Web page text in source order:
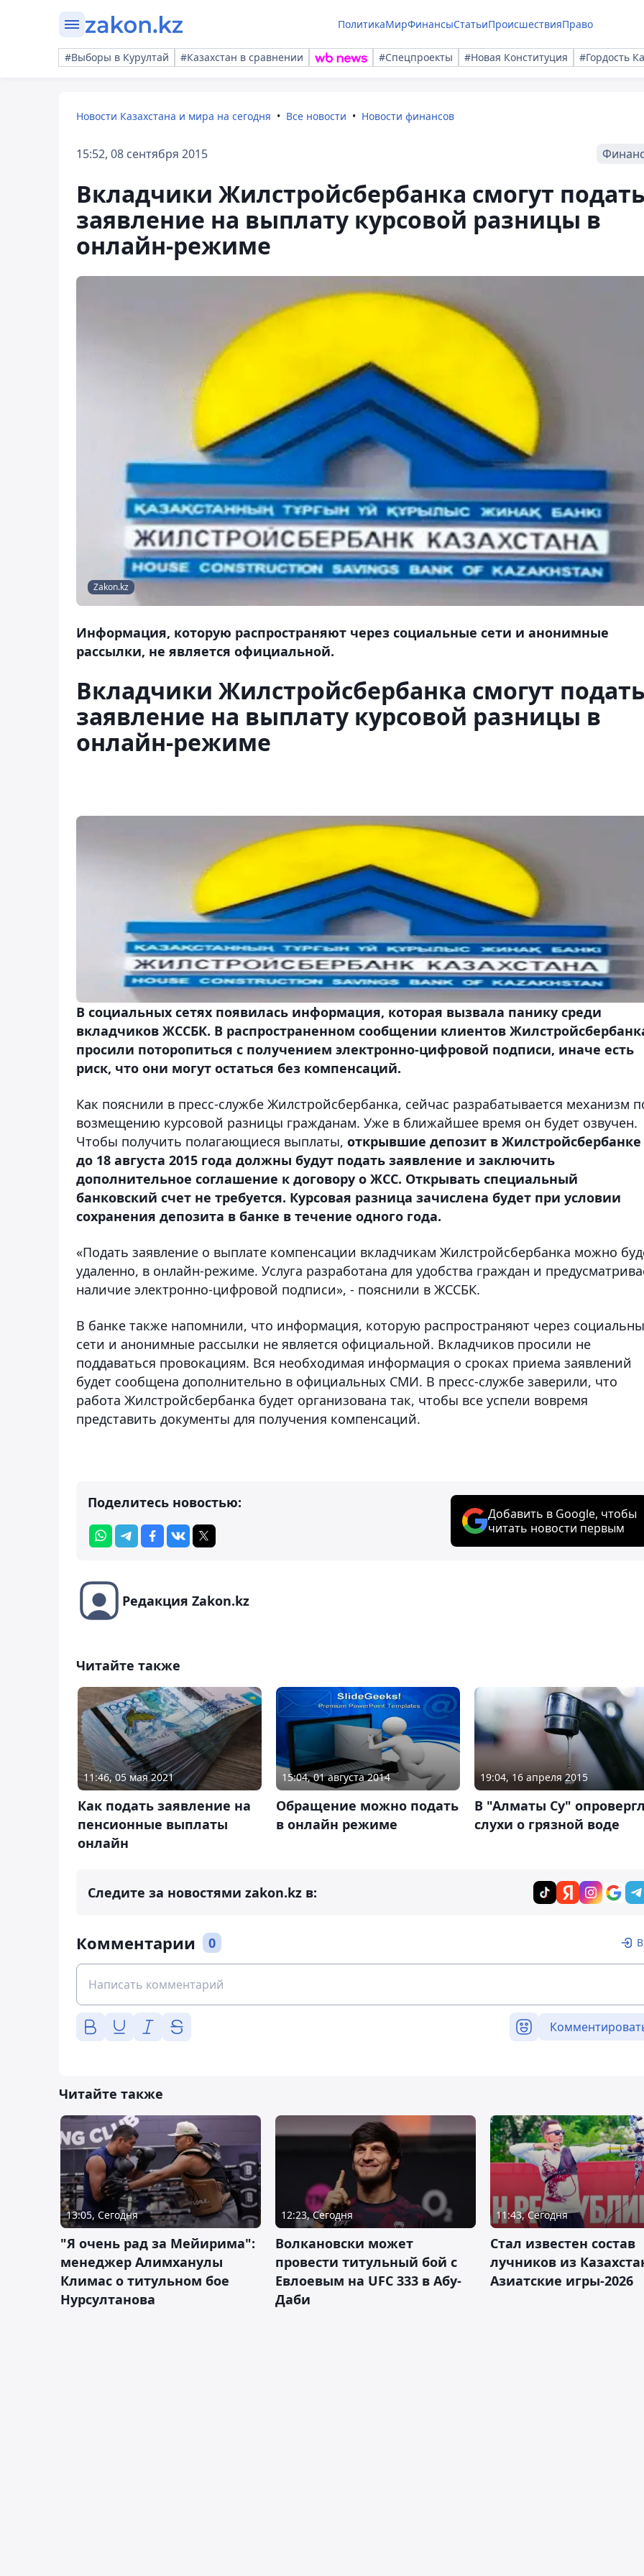
ПолитикаМирФинансыСтатьиПроисшествияПраво
#Выборы в Курултай #Казахстан в сравнении #Спецпроекты #Новая Конституция #Гордость
Новости Казахстана и мира на сегодня Все новости Новости финансов
15:52, 08 сентября 2015
Вкладчики Жилстройсбербанка смогут
заявление на выплату курсовой разницы в
онлайн-режиме
Zakon.kz
Информация, которую распространяют через социальные сети и анонимные
рассылки, не является официальной.
Вкладчики Жилстройсбербанка смогут
заявление на выплату курсовой разницы в
онлайн-режиме
В социальных сетях появилась информация, которая вызвала панику среди
вкладчиков ЖССБК. В распространенном сообщении клиентов
просили поторопиться с получением электронно-цифровой подписи, иначе есть
риск, что они могут остаться без компенсаций.
Как пояснили в пресс-службе Жилстройсбербанка, сейчас разрабатывается механизм
возмещению курсовой разницы гражданам. Уже в ближайшее время он будет озвучен.
Чтобы получить полагающиеся выплаты, открывшие депозит в Жилстройсбербанке
до 18 августа 2015 года должны будут подать заявление и заключить
дополнительное соглашение к договору о ЖСС. Открывать специальный
банковский счет не требуется. Курсовая разница зачислена будет при условии
сохранения депозита в банке в течение одного года.
«Подать заявление о выплате компенсации вкладчикам Жилстройсбербанка можно
удаленно, в онлайн-режиме. Услуга разработана для удобства граждан и
наличие электронно-цифровой подписи», - пояснили в ЖССБК.
В банке также напомнили, что информация, которую распространяют через
сети и анонимные рассылки не является официальной. Вкладчиков просили не
поддаваться провокациям. Вся необходимая информация о сроках приема заявлений
будет сообщена дополнительно в официальных СМИ. В пресс-службе заверили, что
работа Жилстройсбербанка будет организована так, чтобы все успели вовремя
представить документы для получения компенсаций.
Поделитесь новостью:
Добавить в Google, чтобы
читать новости первым
Редакция Zakon.kz
Читайте также
11:46, 05 мая 2021
Как подать заявление на
пенсионные выплаты
онлайн
15:04, 01 августа 2014
Обращение можно подать
в онлайн режиме
19:04, 16 апреля 2015
В "Алматы Су"
слухи о грязной воде
Следите за новостями zakon.kz в:
Комментарии 0
Читайте также
13:05, Сегодня
"Я очень рад за Мейирима":
менеджер Алимханулы
Климас о титульном бое
Нурсултанова
12:23, Сегодня
Волкановски может
провести титульный бой с
Евлоевым на UFC 333 в Абу-
Даби
11:43, Сегодня
Стал известен состав
лучников из
Азиатские игры-2026